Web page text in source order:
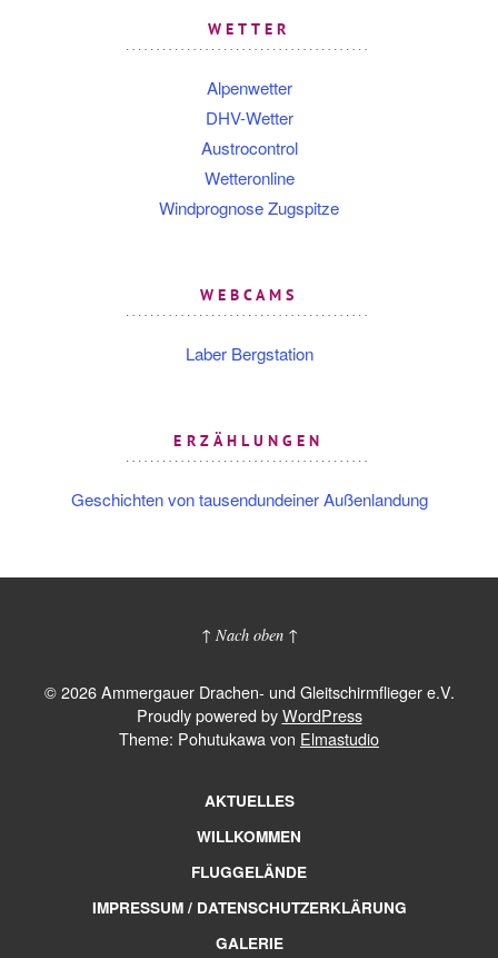
WETTER
Alpenwetter
DHV-Wetter
Austrocontrol
Wetteronline
Windprognose Zugspitze
WEBCAMS
Laber Bergstation
ERZÄHLUNGEN
Geschichten von tausendundeiner Außenlandung
↑ Nach oben ↑
© 2026 Ammergauer Drachen- und Gleitschirmflieger e.V.
Proudly powered byWordPress
Theme: Pohutukawa von Elmastudio
AKTUELLES
WILLKOMMEN
FLUGGELÄNDE
IMPRESSUM / DATENSCHUTZERKLÄRUNG
GALERIE